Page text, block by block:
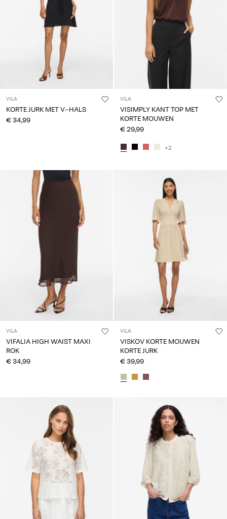
VILA
KORTE JURK MET V-HALS
€ 34,99
VILA
VISIMPLY KANT TOP MET
KORTE MOUWEN
€ 29,99
+2
VILA
VIFALIA HIGH WAIST MAXI
ROK
€ 34,99
VILA
VISKOV KORTE MOUWEN
KORTE JURK
€ 39,99